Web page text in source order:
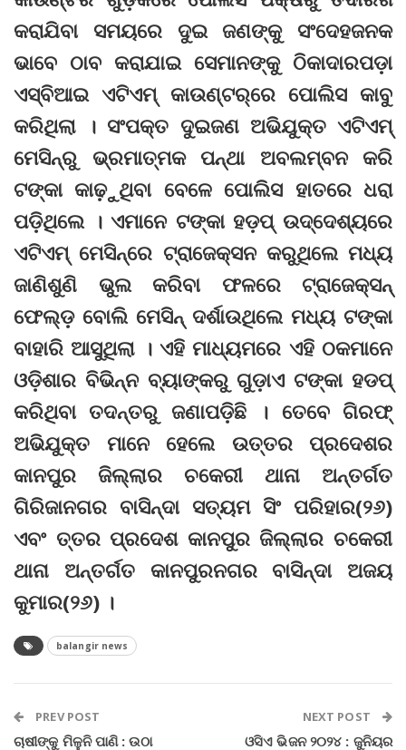
କରାଯିବା ସମୟରେ ଦୁଇ ଜଣଙ୍କୁ ସଂଦେହଜନକ
ଭାବେ ଠାବ କରାଯାଇ ସେମାନଙ୍କୁ ଠିକାଦାରପଡ଼ା
ଏସ୍‌ବିଆଇ ଏଟିଏମ୍‌ କାଉଣ୍ଟର୍‌ରେ ପୋଲିସ କାବୁ
କରିଥିଲା । ସଂପକ୍ତ ଦୁଇଜଣ ଅଭିଯୁକ୍ତ ଏଟିଏମ୍‌
ମେସିନ୍‌ରୁ ଭ୍ରମାତ୍ମକ ପନ୍ଥା ଅବଲମ୍ବନ କରି
ଟଙ୍କା କାଢ଼ୁଥିବା ବେଳେ ପୋଲିସ ହାତରେ ଧରା
ପଡ଼ିଥିଲେ । ଏମାନେ ଟଙ୍କା ହଡ଼ପ୍‌ ଉଦ୍ଦେଶ୍ୟରେ
ଏଟିଏମ୍‌ ମେସିନ୍‌ରେ ଟ୍ରାଜେକ୍ସନ କରୁଥିଲେ ମଧ୍ୟ
ଜାଣିଶୁଣି ଭୁଲ କରିବା ଫଳରେ ଟ୍ରାଜେକ୍ସନ୍‌
ଫେଲ୍‌ଡ଼ ବୋଲି ମେସିନ୍‌ ଦର୍ଶାଉଥିଲେ ମଧ୍ୟ ଟଙ୍କା
ବାହାରି ଆସୁଥିଲା । ଏହି ମାଧ୍ୟମରେ ଏହି ଠକମାନେ
ଓଡ଼ିଶାର ବିଭିନ୍ନ ବ୍ୟାଙ୍କରୁ ଗୁଡ଼ାଏ ଟଙ୍କା ହଡପ୍‌
କରିଥିବା ତଦନ୍ତରୁ ଜଣାପଡ଼ିଛି । ତେବେ ଗିରଫ୍‌
ଅଭିଯୁକ୍ତ ମାନେ ହେଲେ ଉତ୍ତର ପ୍ରଦେଶର
କାନପୁର ଜିଲ୍ଲାର ଚକେରୀ ଥାନା ଅନ୍ତର୍ଗତ
ଗିରିଜାନଗର ବାସିନ୍ଦା ସତ୍ୟମ ସିଂ ପରିହାର(୨୬)
ଏବଂ ତ୍ତର ପ୍ରଦେଶ କାନପୁର ଜିଲ୍ଲାର ଚକେରୀ
ଥାନା ଅନ୍ତର୍ଗତ କାନପୁରନଗର ବାସିନ୍ଦା ଅଜୟ
କୁମାର(୨୬) ।
balangir news
PREV POST
ଚାଷୀଙ୍କୁ ମିଳୁନି ପାଣି : ଉଠା
NEXT POST
ଓସିଏ ଭିଜନ ୨୦୨୪ : ଜୁନିୟର